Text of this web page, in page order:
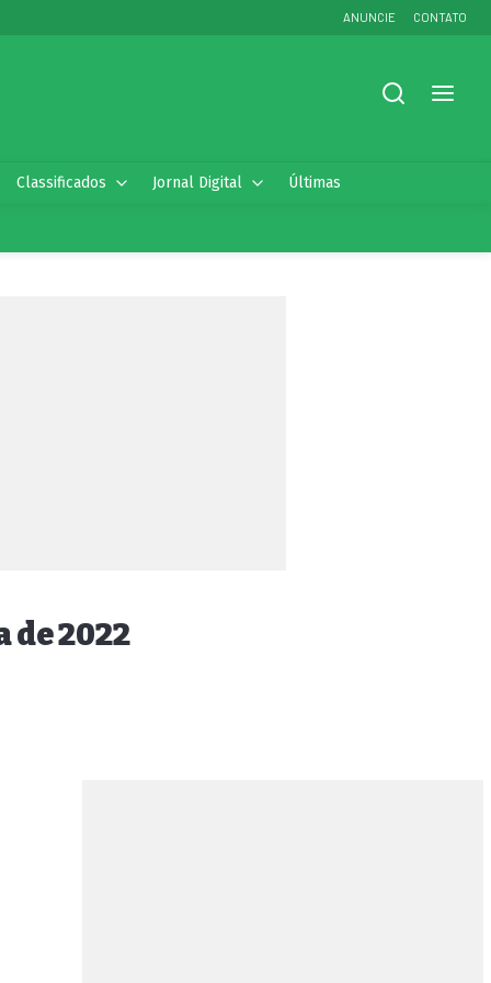
ANUNCIE CONTATO
Classificados Jornal Digital Últimas
de 2022